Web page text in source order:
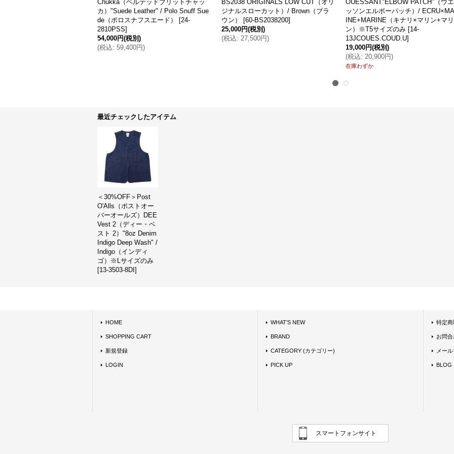
（ビーフィーTシャツ）/ 5Colors（全5
色展開） [25-H5180/HM1-D001]
2,200円(税別)
(税込: 2,420円
最近チェックしたアイテム
＜30%OFF＞Post
O'Alls（ポストオー
バーオールズ）DEE
Vest 2（ディー・ベ
スト 2）"8oz Denim
Indigo Deep Wash" /
Indigo（インディ
ゴ）※Lサイズのみ
[13-3503-8DI ]
HOME
SHOPPING CART
新規登録
LOGIN
WHAT'S NEW
BRAND
CATEGORY (カテゴリー)
PICK UP
特定
お問
メー
BLOG
スマートフォンサイト